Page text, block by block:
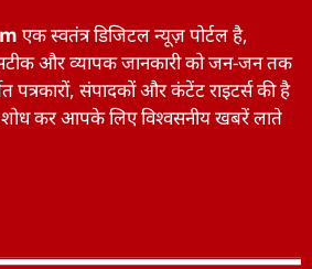
एक स्वतंत्र डिजिटल न्यूज़ पोर्टल है,
सटीक और व्यापक जानकारी को जन-जन तक
पत्रकारों, संपादकों और कंटेंट राइटर्स की है
शोध कर आपके लिए विश्वसनीय खबरें लाते